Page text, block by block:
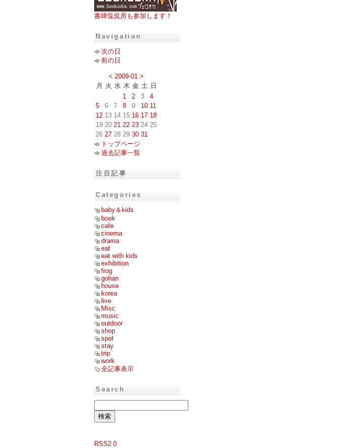
書肆侃侃房も参加します！
Navigation
次の日
前の日
< 2009-01 >
月
火 水 木 金 土 日
1
2 3
4
5
6 7 8 9 10 11
12 13 14 15 16 17 18
19 20 21 22 23 24 25
26 27 28 29 30 31
トップページ
過去記事一覧
注目記事
Categories
baby＆kids
book
cafe
cinema
drama
eat
eat with kids
exhibition
frog
gohan
house
korea
live
Misc
music
outdoor
shop
spot
stay
trip
work
全記事表示
Search
RSS2.0